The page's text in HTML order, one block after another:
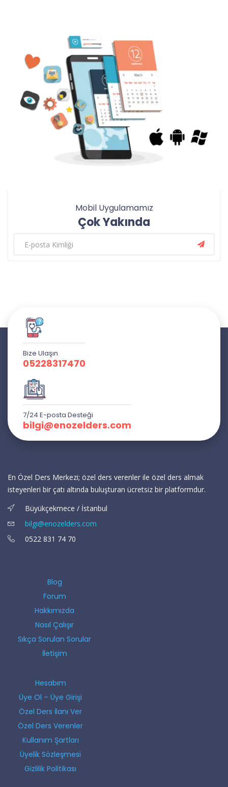
Mobil Uygulamamız
Çok Yakında
Bize Ulaşın
05228317470
7/24 E-posta Desteği
bilgi@enozelders.com
En Özel Ders Merkezi; özel ders verenler ile özel ders almak
isteyenleri bir çatı altında buluşturan ücretsiz bir platformdur.
Büyükçekmece / İstanbul
bilgi@enozelders.com
0522 831 74 70
Blog
Forum
Hakkımızda
Nasıl Çalışır
Sıkça Sorulan Sorular
İletişim
Hesabım
Üye Ol – Üye Girişi
Özel Ders İlanı Ver
Özel Ders Verenler
Kullanım Şartları
Üyelik Sözleşmesi
Gizlilik Politikası